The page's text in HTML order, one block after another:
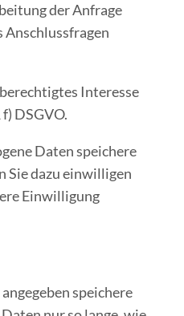
der Anfrage
Anschlussfragen
Interesse
DSGVO.
Daten speichere
Sie dazu einwilligen
Einwilligung
speichere